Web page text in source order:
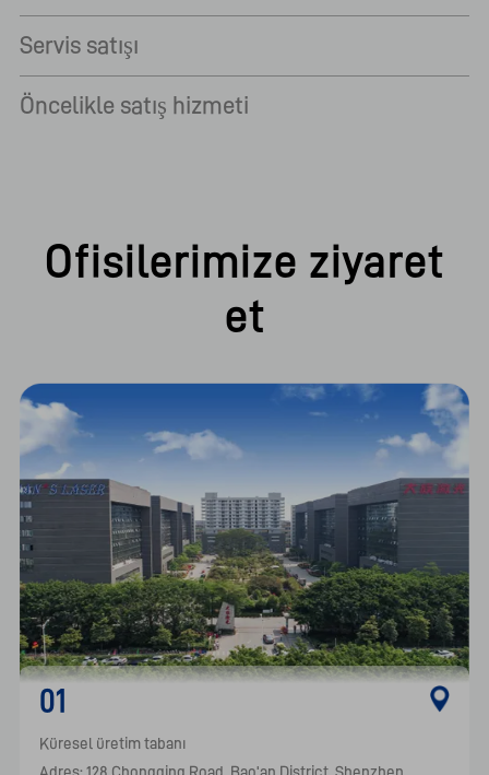
Servis satışı
Öncelikle satış hizmeti
Ofisilerimize ziyaret
et
01
Küresel üretim tabanı